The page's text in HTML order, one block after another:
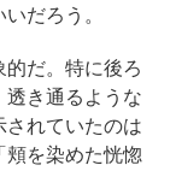
だろう。
だ。特に後ろ
透き通るような
されていたのは
頬を染めた恍惚